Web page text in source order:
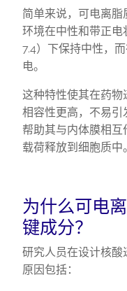
简单来说，可电离
环境在中性和带正
7.4）下保持中性，
电。
这种特性使其在药
相容性更高，不易
帮助其与内体膜相
载荷释放到细胞质中。
为什么可电
键成分？
研究人员在设计核酸
原因包括：